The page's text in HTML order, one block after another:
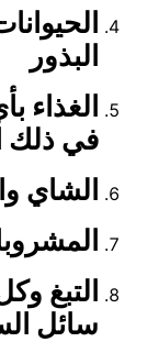
البذور
الغذاء
في ذلك
الشاي
التبغ
سائل